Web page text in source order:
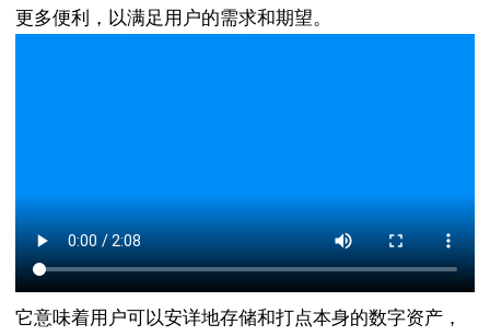
更多便利，以满足用户的需求和期望。
它意味着用户可以安详地存储和打点本身的数字资产，